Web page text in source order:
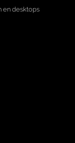
en desktops